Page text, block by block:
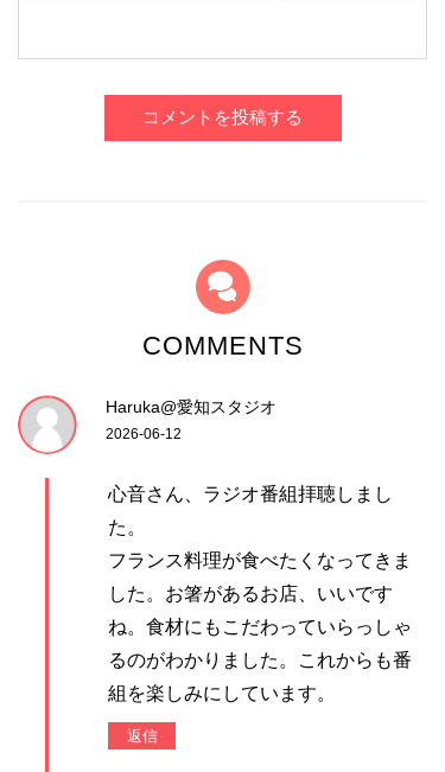
コメントを投稿する
COMMENTS
Haruka@愛知スタジオ
2026-06-12
心音さん、ラジオ番組拝聴しまし
た。
フランス料理が食べたくなってきま
した。お箸があるお店、いいです
ね。食材にもこだわっていらっしゃ
るのがわかりました。これからも番
組を楽しみにしています。
返信